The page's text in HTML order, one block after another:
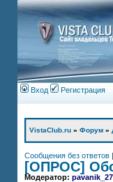
Вход Регистрация
VistaClub.ru » Форум »
Сообщения без ответов |
[ОПРОС]
Модератор: pavanik_27